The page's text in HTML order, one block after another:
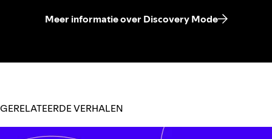
Meer informatie over Discovery Mode
GERELATEERDE VERHALEN